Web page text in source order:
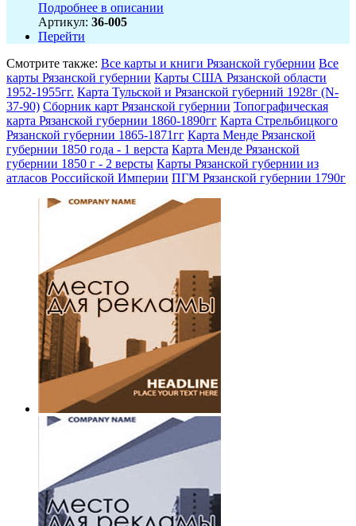
Подробнее в описании
Артикул: 36-005
Перейти
Смотрите также: Все карты и книги Рязанской губернии Все
карты Рязанской губернии Карты США Рязанской области
1952-1955гг. Карта Тульской и Рязанской губерний 1928г (N-
37-90) Сборник карт Рязанской губернии Топографическая
карта Рязанской губернии 1860-1890гг Карта Стрельбицкого
Рязанской губернии 1865-1871гг Карта Менде Рязанской
губернии 1850 года - 1 верста Карта Менде Рязанской
губернии 1850 г - 2 версты Карты Рязанской губернии из
атласов Российской Империи ПГМ Рязанской губернии 1790г